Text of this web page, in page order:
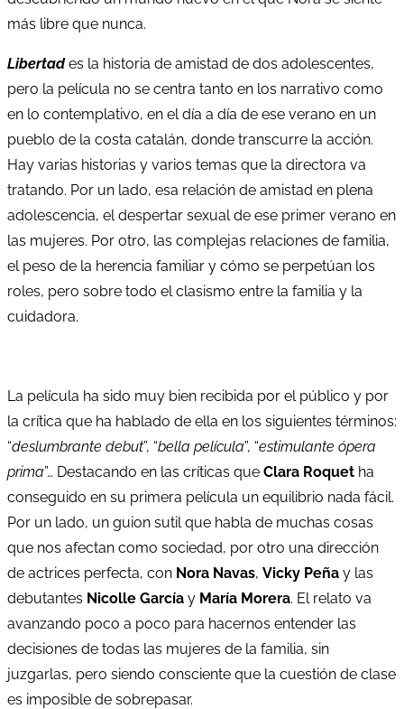
más libre que nunca.
Libertades la historia de amistad de dos adolescentes,
pero la película no se centra tanto en los narrativo como
en lo contemplativo, en el día a día de ese verano en un
pueblo de la costa catalán, donde transcurre la acción.
Hay varias historias y varios temas que la directora va
tratando. Por un lado, esa relación de amistad en plena
adolescencia, el despertar sexual de ese primer verano en
las mujeres. Por otro, las complejas relaciones de familia,
el peso de la herencia familiar y cómo se perpetúan los
roles, pero sobre todo el clasismo entre la familia y la
cuidadora.
La película ha sido muy bien recibida por el público y por
la crítica que ha hablado de ella en los siguientes términos:
“deslumbrante debut”, “bella película”, “estimulante ópera
prima”… Destacando en las críticas que Clara Roquet ha
conseguido en su primera película un equilibrio nada fácil.
Por un lado, un guion sutil que habla de muchas cosas
que nos afectan como sociedad, por otro una dirección
de actrices perfecta, con Nora Navas, Vicky Peña y las
debutantes Nicolle García y María Morera. El relato va
avanzando poco a poco para hacernos entender las
decisiones de todas las mujeres de la familia, sin
juzgarlas, pero siendo consciente que la cuestión de clase
es imposible de sobrepasar.